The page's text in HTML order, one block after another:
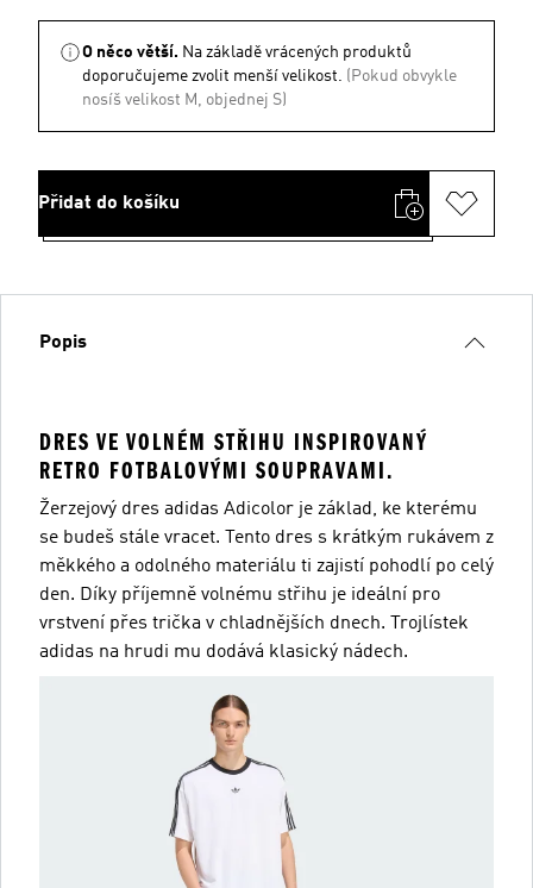
O něco větší. Na základě vrácených produktů
doporučujeme zvolit menší velikost. (Pokud obvykle
nosíš velikost M, objednej S)
Přidat do košíku
Popis
DRES VE VOLNÉM STŘIHU INSPIROVANÝ
RETRO FOTBALOVÝMI SOUPRAVAMI.
Žerzejový dres adidas Adicolor je základ, ke kterému
se budeš stále vracet. Tento dres s krátkým rukávem z
měkkého a odolného materiálu ti zajistí pohodlí po celý
den. Díky příjemně volnému střihu je ideální pro
vrstvení přes trička v chladnějších dnech. Trojlístek
adidas na hrudi mu dodává klasický nádech.